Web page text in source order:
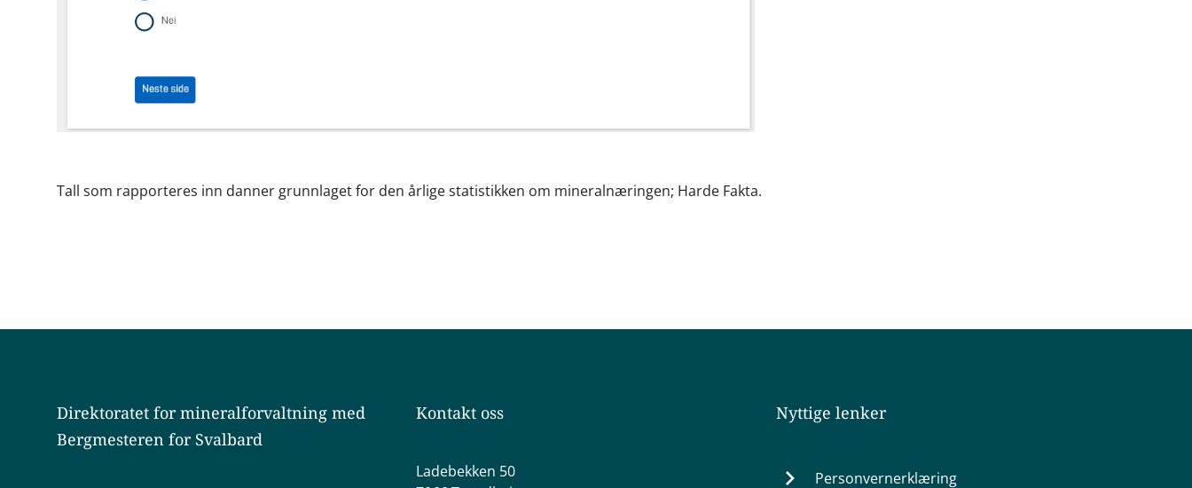
Tall som rapporteres inn danner grunnlaget for den årlige statistikken om mineralnæringen; Harde Fakta.
Direktoratet for mineralforvaltning med
Bergmesteren for Svalbard
Kontakt oss
Ladebekken 50
Nyttige lenker
Personvernerklæring